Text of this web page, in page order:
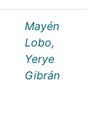
Mayén
Lobo,
Yerye
Gibrán